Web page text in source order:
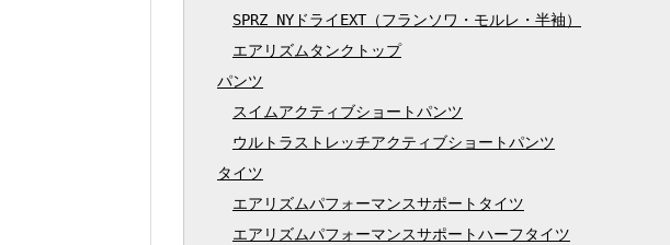
SPRZ NYドライEXT（フランソワ・モルレ・半袖）
エアリズムタンクトップ
パンツ
スイムアクティブショートパンツ
ウルトラストレッチアクティブショートパンツ
タイツ
エアリズムパフォーマンスサポートタイツ
エアリズムパフォーマンスサポートハーフタイツ